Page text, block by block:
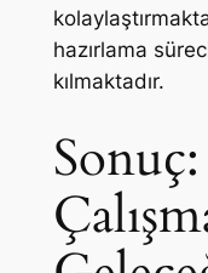
hazırlama
kılmaktadır.